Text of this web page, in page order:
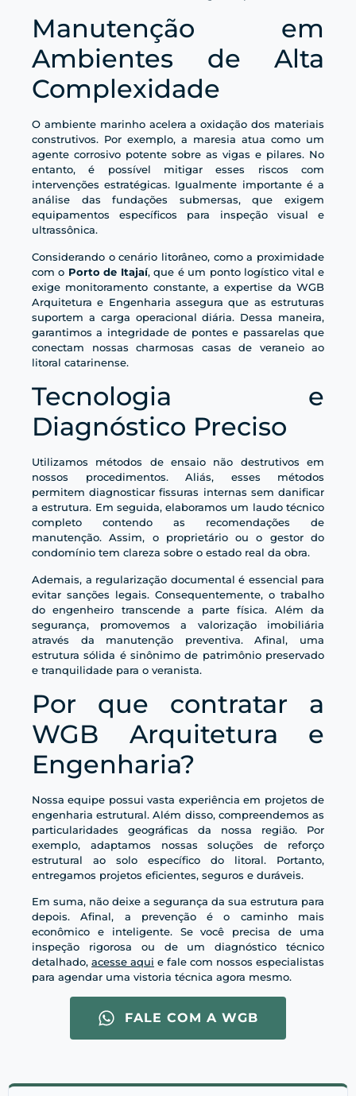
Manutenção em
Ambientes de Alta
Complexidade
O ambiente marinho acelera a oxidação dos materiais
construtivos. Por exemplo, a maresia atua como um
agente corrosivo potente sobre as vigas e pilares. No
entanto, é possível mitigar esses riscos com
intervenções estratégicas. Igualmente importante é a
análise das fundações submersas, que exigem
equipamentos específicos para inspeção visual e
ultrassônica.
Considerando o cenário litorâneo, como a proximidade
com o Porto de Itajaí, que é um ponto logístico vital e
exige monitoramento constante, a expertise da WGB
Arquitetura e Engenharia assegura que as estruturas
suportem a carga operacional diária. Dessa maneira,
garantimos a integridade de pontes e passarelas que
conectam nossas charmosas casas de veraneio ao
litoral catarinense.
Tecnologia e
Diagnóstico Preciso
Utilizamos métodos de ensaio não destrutivos em
nossos procedimentos. Aliás, esses métodos
permitem diagnosticar fissuras internas sem danificar
a estrutura. Em seguida, elaboramos um laudo técnico
completo contendo as recomendações de
manutenção. Assim, o proprietário ou o gestor do
condomínio tem clareza sobre o estado real da obra.
Ademais, a regularização documental é essencial para
evitar sanções legais. Consequentemente, o trabalho
do engenheiro transcende a parte física. Além da
segurança, promovemos a valorização imobiliária
através da manutenção preventiva. Afinal, uma
estrutura sólida é sinônimo de patrimônio preservado
e tranquilidade para o veranista.
Por que contratar a
WGB Arquitetura e
Engenharia?
Nossa equipe possui vasta experiência em projetos de
engenharia estrutural. Além disso, compreendemos as
particularidades geográficas da nossa região. Por
exemplo, adaptamos nossas soluções de reforço
estrutural ao solo específico do litoral. Portanto,
entregamos projetos eficientes, seguros e duráveis.
Em suma, não deixe a segurança da sua estrutura para
depois. Afinal, a prevenção é o caminho mais
econômico e inteligente. Se você precisa de uma
inspeção rigorosa ou de um diagnóstico técnico
detalhado, acesse aqui e fale com nossos especialistas
para agendar uma vistoria técnica agora mesmo.
FALE COM A WGB